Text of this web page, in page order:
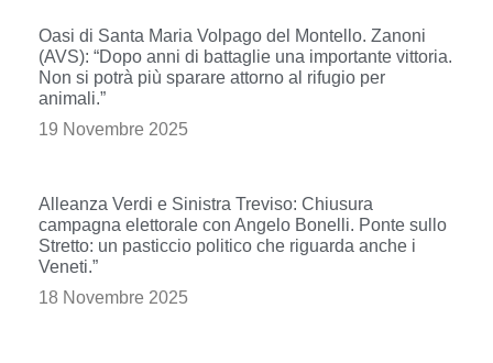
Oasi di Santa Maria Volpago del Montello. Zanoni
(AVS): “Dopo anni di battaglie una importante vittoria.
Non si potrà più sparare attorno al rifugio per
animali.”
19 Novembre 2025
Alleanza Verdi e Sinistra Treviso: Chiusura
campagna elettorale con Angelo Bonelli. Ponte sullo
Stretto: un pasticcio politico che riguarda anche i
Veneti.”
18 Novembre 2025